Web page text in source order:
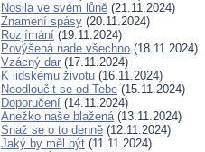
Nosila ve svém lůně (21.11.2024)
Znamení spásy (20.11.2024)
Rozjímání (19.11.2024)
Povýšená nade všechno (18.11.2024)
Vzácný dar (17.11.2024)
K lidskému životu (16.11.2024)
Neodloučit se od Tebe (15.11.2024)
Doporučení (14.11.2024)
Anežko naše blažená(13.11.2024)
Snaž se o to denně (12.11.2024)
Jaký by měl být (11.11.2024)